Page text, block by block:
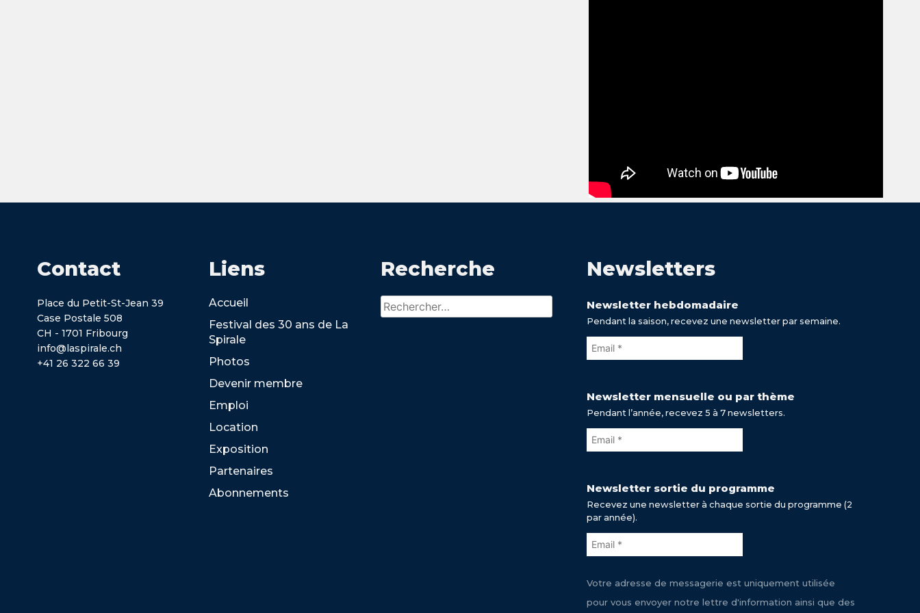
Contact
Place du Petit-St-Jean 39
Case Postale 508
CH - 1701 Fribourg
info@laspirale.ch
+41 26 322 66 39
Liens
Accueil
Festival des 30 ans de La
Spirale
Photos
Devenir membre
Emploi
Location
Exposition
Partenaires
Abonnements
Recherche
Rechercher :
Newsletters
Newsletter hebdomadaire
Pendant la saison, recevez une newsletter par semaine.
Newsletter mensuelle ou par thème
Pendant l’année, recevez 5 à 7 newsletters.
Newsletter sortie du programme
Recevez une newsletter à chaque sortie du programme (2
par année).
Votre adresse de messagerie est uniquement utilisée
pour vous envoyer notre lettre d'information ainsi que des